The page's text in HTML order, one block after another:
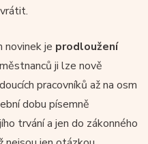
novinek je prodloužení
ji lze nově
pracovníků až na osm
dobu písemně
trvání a jen do zákonného